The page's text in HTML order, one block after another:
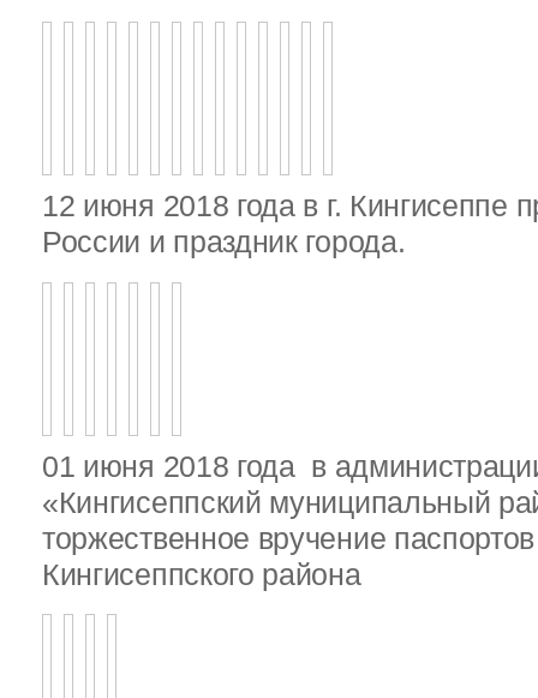
12 июня 2018 года в г. Кингисеппе
России и праздник города.
01 июня 2018 года в
«Кингисеппский муниципальный
торжественное вручение
Кингисеппского района